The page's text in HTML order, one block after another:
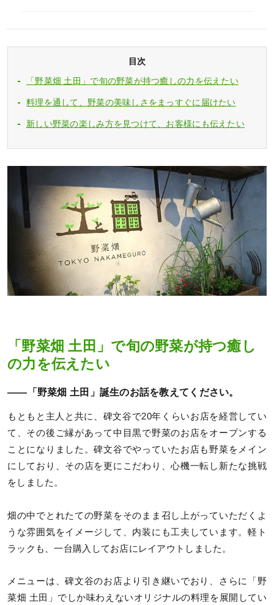
目次
「野菜畑 土田」で旬の野菜が持つ癒しの力を伝えたい
料理を通して、野菜の美味しさをまっすぐに届けたい
新しい野菜の楽しみ方を見つけて、お客様にも伝えたい
「野菜畑 土田」で旬の野菜が持つ癒し
の力を伝えたい
——「野菜畑 土田」誕生のお話を教えてください。
もともと主人と共に、碑文谷で20年くらいお店を経営してい
て、その後ご縁があって中目黒で野菜のお店をオープンする
ことになりました。碑文谷でやっていたお店も野菜をメイン
にしており、その店を更にこだわり、心機一転し新たな挑戦
をしました。
畑の中でとれたての野菜をそのまま召し上がっていただくよ
うな雰囲気をイメージして、内装にも工夫しています。軽ト
ラックも、一台購入してお店にレイアウトしました。
メニューは、碑文谷のお店より引き継いでおり、さらに「野
菜畑 土田」でしか味わえないオリジナルの料理を展開してい